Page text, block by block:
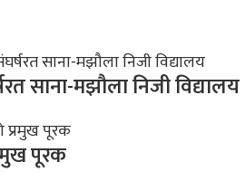
साना-मझौला निजी विद्यालय
पूरक